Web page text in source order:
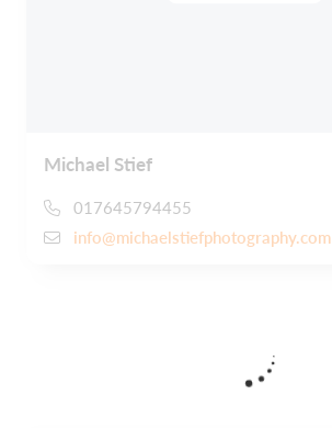
Michael Stief
017645794455
info@michaelstiefphotography.com